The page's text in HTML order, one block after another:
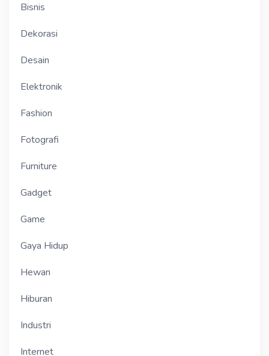
Bisnis
Dekorasi
Desain
Elektronik
Fashion
Fotografi
Furniture
Gadget
Game
Gaya Hidup
Hewan
Hiburan
Industri
Internet